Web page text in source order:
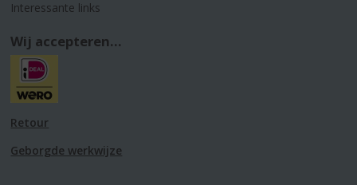
Interessante links
Wij accepteren...
Retour
Geborgde werkwijze